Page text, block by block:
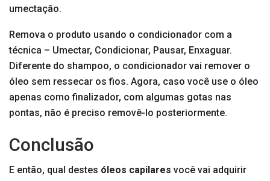
umectação.
Remova o produto usando o condicionador com a
técnica – Umectar, Condicionar, Pausar, Enxaguar.
Diferente do shampoo, o condicionador vai remover o
óleo sem ressecar os fios. Agora, caso você use o óleo
apenas como finalizador, com algumas gotas nas
pontas, não é preciso removê-lo posteriormente.
Conclusão
E então, qual destes óleos capilares você vai adquirir